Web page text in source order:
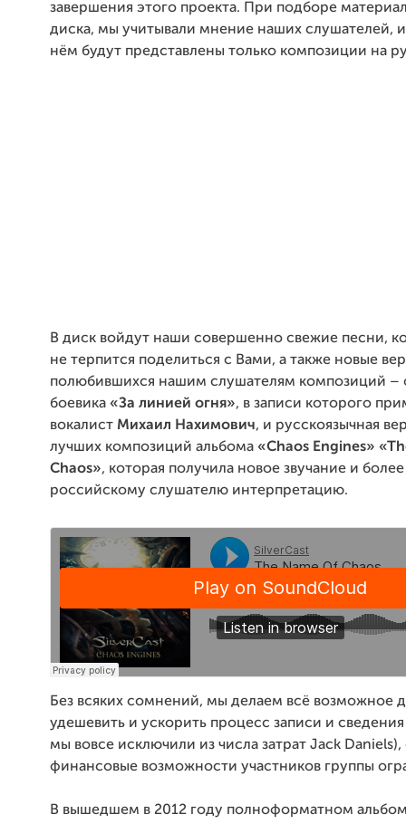
завершения этого проекта. При подборе
диска, мы учитывали мнение наших слушателей,
нём будут представлены только композиции на
В диск войдут наши совершенно свежие песни,
не терпится поделиться с Вами, а также новые
полюбившихся нашим слушателям композиций –
боевика «За линией огня», в записи которого
вокалист Михаил Нахимович, и русскоязычная
лучших композиций альбома «Chaos Engines»
Chaos», которая получила новое звучание и
российскому слушателю интерпретацию.
Без всяких сомнений, мы делаем всё возможное
удешевить и ускорить процесс записи и
мы вовсе исключили из числа затрат Jack
финансовые возможности участников группы
В вышедшем в 2012 году полноформатном